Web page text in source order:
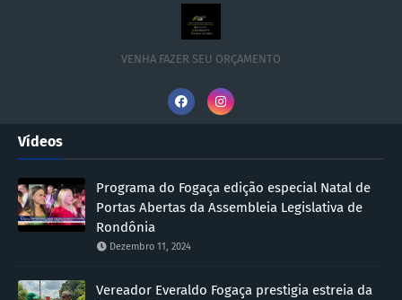
VENHA FAZER SEU ORÇAMENTO
Vídeos
Programa do Fogaça edição especial Natal de
Portas Abertas da Assembleia Legislativa de
Rondônia
Dezembro 11, 2024
Vereador Everaldo Fogaça prestigia estreia da